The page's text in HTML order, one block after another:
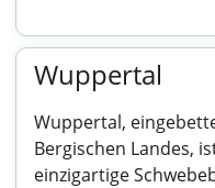
Wuppertal
Wuppertal,
Bergischen Landes,
einzigartige